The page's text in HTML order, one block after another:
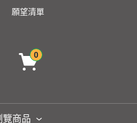
願望清單
0
覽商品